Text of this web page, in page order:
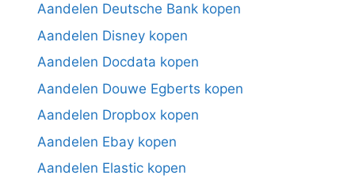
Aandelen Deutsche Bank kopen
Aandelen Disney kopen
Aandelen Docdata kopen
Aandelen Douwe Egberts kopen
Aandelen Dropbox kopen
Aandelen Ebay kopen
Aandelen Elastic kopen